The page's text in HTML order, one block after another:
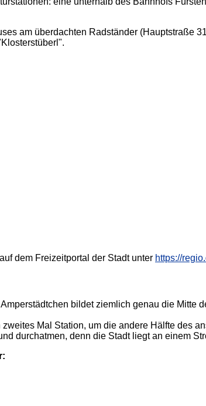
am überdachten Radständer (Hauptstraße
dem Freizeitportal der Stadt unter https://
bildet ziemlich genau die Mitte
Mal Station, um die andere Hälfte des
durchatmen, denn die Stadt liegt an einem